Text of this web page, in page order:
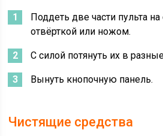
Поддеть две части пульта
отвёрткой или ножом.
С силой потянуть их в
Вынуть кнопочную панель.
Чистящие средства